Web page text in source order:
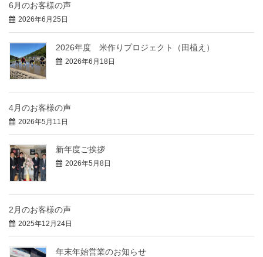
6月のお客様の声
2026年6月25日
2026年度 米作りプロジェクト（田植え）
2026年6月18日
4月のお客様の声
2026年5月11日
新年度ご挨拶
2026年5月8日
2月のお客様の声
2025年12月24日
年末年始営業のお知らせ